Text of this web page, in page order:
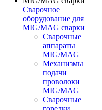
Сварочное
оборудование для
MIG/MAG сварки
Сварочные
аппараты
MIG/MAG
Механизмы
подачи
проволоки
MIG/MAG
Сварочные